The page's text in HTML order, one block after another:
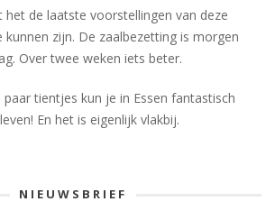
het de laatste voorstellingen van deze
kunnen zijn. De zaalbezetting is morgen
Over twee weken iets beter.
paar tientjes kun je in Essen fantastisch
En het is eigenlijk vlakbij.
NIEUWSBRIEF